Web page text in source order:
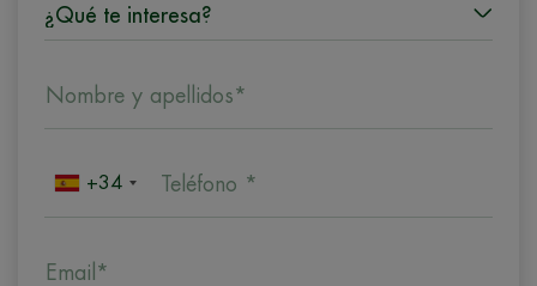
Nombre y apellidos*
+34 Teléfono *
Email*